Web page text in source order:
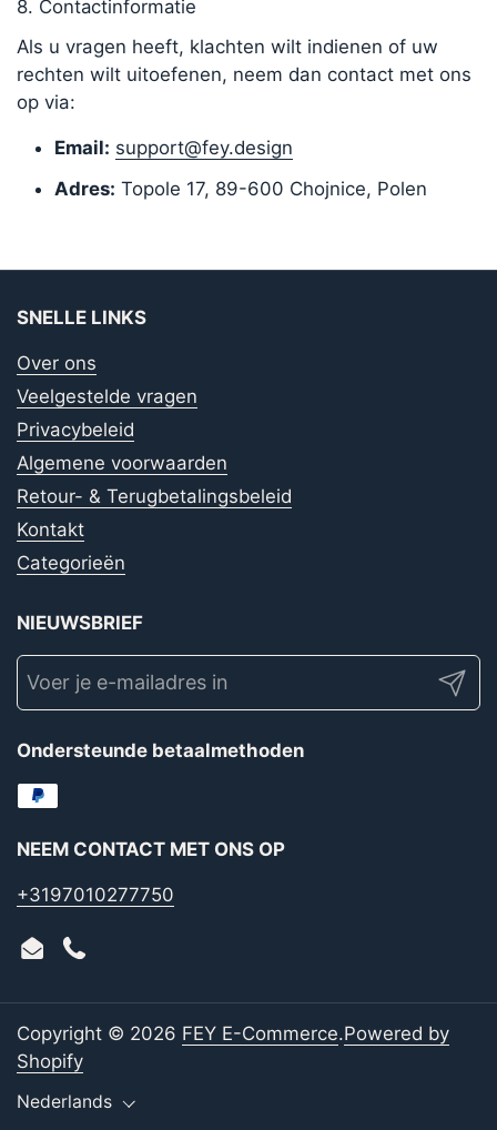
8. Contactinformatie
Als u vragen heeft, klachten wilt indienen of uw
rechten wilt uitoefenen, neem dan contact met ons
op via:
Email: support@fey.design
Adres: Topole 17, 89-600 Chojnice, Polen
SNELLE LINKS
Over ons
Veelgestelde vragen
Privacybeleid
Algemene voorwaarden
Retour- & Terugbetalingsbeleid
Kontakt
Categorieën
NIEUWSBRIEF
Ondersteunde betaalmethoden
NEEM CONTACT MET ONS OP
+3197010277750
EmailPhone
Copyright © 2026 FEY E-Commerce.Powered by
Shopify
Taal
Nederlands